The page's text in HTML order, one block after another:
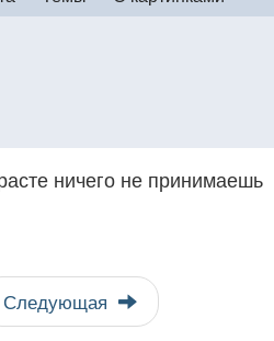
ничего не принимаешь
Следующая